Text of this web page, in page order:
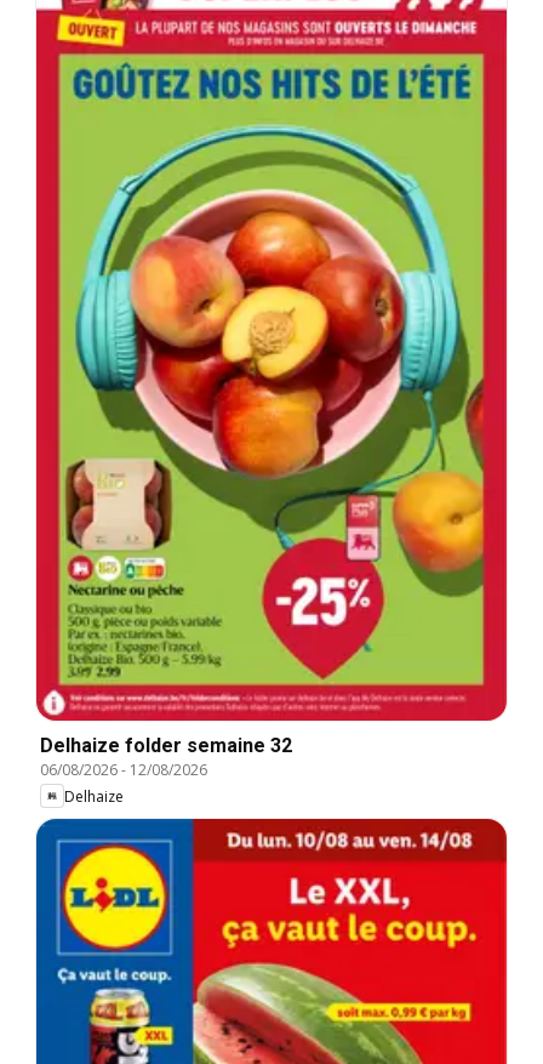
Delhaize folder semaine 32
06/08/2026- 12/08/2026
Delhaize